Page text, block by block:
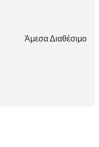
Άμεσα Διαθέσιμο